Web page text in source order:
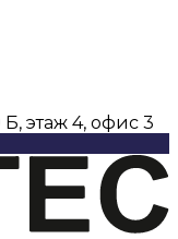
Б, этаж 4, офис 3